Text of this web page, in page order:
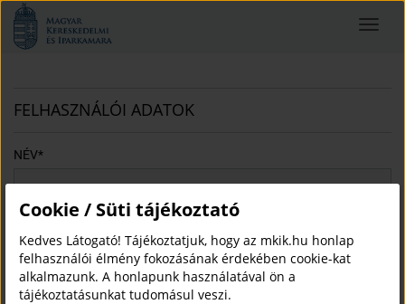
Magyar
Kereskedelmi
és
Toggle
FELHASZNÁLÓI ADATOK
NÉV*
JELSZÓ (5 - 16 KARAKTERIG ÉKEZET NÉLKÜLI BETŰK/SZÁMOK)*
Cookie / Süti tájékoztató
Kedves Látogató! Tájékoztatjuk, hogy az mkik.hu honlap
felhasználói élmény fokozásának érdekében cookie-kat
alkalmazunk. A honlapunk használatával ön a
tájékoztatásunkat tudomásul veszi.